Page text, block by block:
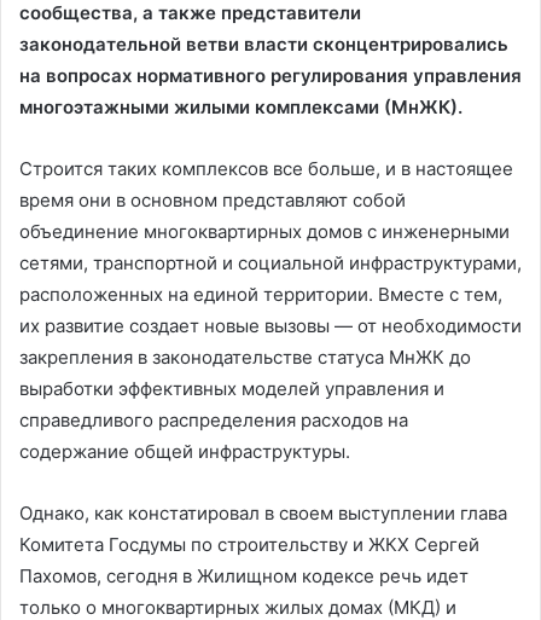
сообщества, а также представители
законодательной ветви власти сконцентрировались
на вопросах нормативного регулирования управления
многоэтажными жилыми комплексами (МнЖК).
Строится таких комплексов все больше, и в настоящее
время они в основном представляют собой
объединение многоквартирных домов с инженерными
сетями, транспортной и социальной инфраструктурами,
расположенных на единой территории. Вместе с тем,
их развитие создает новые вызовы — от необходимости
закрепления в законодательстве статуса МнЖК до
выработки эффективных моделей управления и
справедливого распределения расходов на
содержание общей инфраструктуры.
Однако, как констатировал в своем выступлении глава
Комитета Госдумы по строительству и ЖКХ Сергей
Пахомов, сегодня в Жилищном кодексе речь идет
только о многоквартирных жилых домах (МКД) и